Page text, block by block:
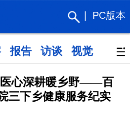
PC版本
报告 访谈 视觉 政策
医心深耕暖乡野——百
三下乡健康服务纪实